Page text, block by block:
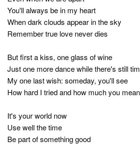
You'll always be in my heart
When dark clouds appear in the sky
Remember true love never dies
But first a kiss, one glass of wine
Just one more dance while there's still
My one last wish: someday, you'll see
How hard I tried and how much you
It's your world now
Use well the time
Be part of something good